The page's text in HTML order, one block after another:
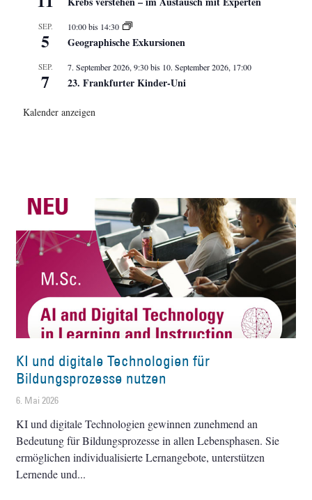
SEP.
5
10:00bis 14:30
Geographische Exkursionen
SEP.
7
7. September 2026, 9:30bis 10. September 2026, 17:00
23. Frankfurter Kinder-Uni
Kalender anzeigen
KI und digitale Technologien für
Bildungsprozesse nutzen
6. Mai 2026
KI und digitale Technologien gewinnen zunehmend an
Bedeutung für Bildungsprozesse in allen Lebensphasen. Sie
ermöglichen individualisierte Lernangebote, unterstützen
Lernende und